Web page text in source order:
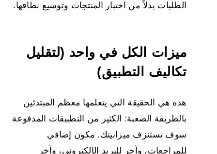
الطلبات بدلاً من اختبار المنتجات وتوسيع نطاقها.
ميزات الكل في واحد (لتقليل
تكاليف التطبيق)
هذه هي الحقيقة التي يتعلمها معظم المبتدئين
بالطريقة الصعبة: الكثير من التطبيقات المدفوعة
سوف تستنزف ميزانيتك. مكون إضافي
للمراجعات، وآخر للبريد الإلكتروني، وآخر